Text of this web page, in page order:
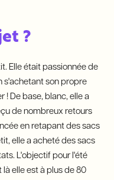
?
Elle était passionnée de
s'achetant son propre
! De base, blanc, elle a
de nombreux retours
en retapant des sacs
elle a acheté des sacs
L'objectif pour l'été
là elle est à plus de 80